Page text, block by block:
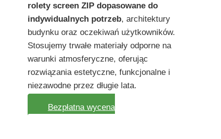
rolety screen ZIP dopasowane do
indywidualnych potrzeb, architektury
budynku oraz oczekiwań użytkowników.
Stosujemy trwałe materiały odporne na
warunki atmosferyczne, oferując
rozwiązania estetyczne, funkcjonalne i
niezawodne przez długie lata.
Bezpłatna wycena